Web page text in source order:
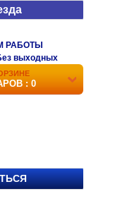
РАБОТЫ
выходных
: 0